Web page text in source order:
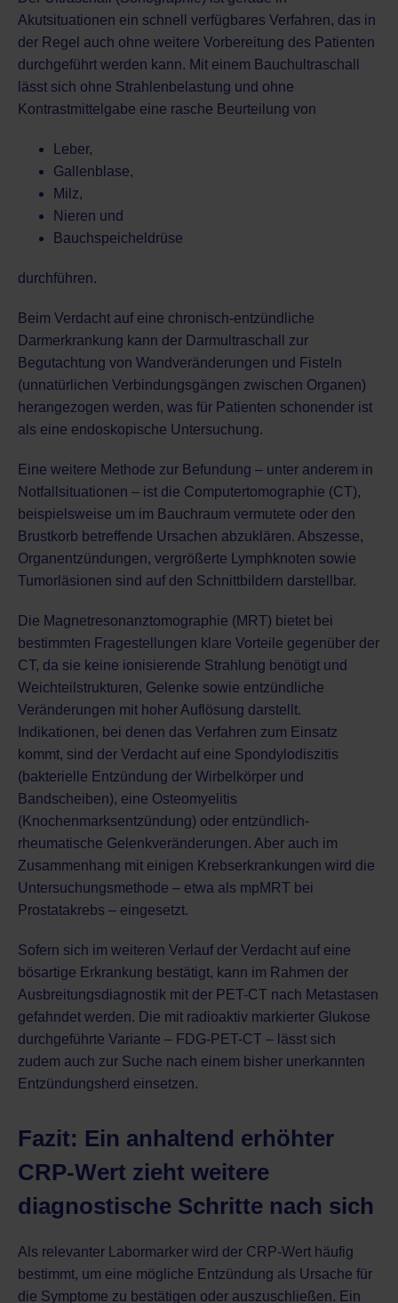
Akutsituationen ein schnell verfügbares Verfahren, das in
der Regel auch ohne weitere Vorbereitung des Patienten
durchgeführt werden kann. Mit einem Bauchultraschall
lässt sich ohne Strahlenbelastung und ohne
Kontrastmittelgabe eine rasche Beurteilung von
Leber,
Gallenblase,
Milz,
Nieren und
Bauchspeicheldrüse
durchführen.
Beim Verdacht auf eine chronisch-entzündliche
Darmerkrankung kann der Darmultraschall zur
Begutachtung von Wandveränderungen und Fisteln
(unnatürlichen Verbindungsgängen zwischen Organen)
herangezogen werden, was für Patienten schonender ist
als eine endoskopische Untersuchung.
Eine weitere Methode zur Befundung – unter anderem in
Notfallsituationen – ist die Computertomographie (CT),
beispielsweise um im Bauchraum vermutete oder den
Brustkorb betreffende Ursachen abzuklären. Abszesse,
Organentzündungen, vergrößerte Lymphknoten sowie
Tumorläsionen sind auf den Schnittbildern darstellbar.
Die Magnetresonanztomographie (MRT) bietet bei
bestimmten Fragestellungen klare Vorteile gegenüber der
CT, da sie keine ionisierende Strahlung benötigt und
Weichteilstrukturen, Gelenke sowie entzündliche
Veränderungen mit hoher Auflösung darstellt.
Indikationen, bei denen das Verfahren zum Einsatz
kommt, sind der Verdacht auf eine Spondylodiszitis
(bakterielle Entzündung der Wirbelkörper und
Bandscheiben), eine Osteomyelitis
(Knochenmarksentzündung) oder entzündlich-
rheumatische Gelenkveränderungen. Aber auch im
Zusammenhang mit einigen Krebserkrankungen wird die
Untersuchungsmethode – etwa als mpMRT bei
Prostatakrebs – eingesetzt.
Sofern sich im weiteren Verlauf der Verdacht auf eine
bösartige Erkrankung bestätigt, kann im Rahmen der
Ausbreitungsdiagnostik mit der PET-CT nach Metastasen
gefahndet werden. Die mit radioaktiv markierter Glukose
durchgeführte Variante – FDG-PET-CT – lässt sich
zudem auch zur Suche nach einem bisher unerkannten
Entzündungsherd einsetzen.
Fazit: Ein anhaltend erhöhter
CRP-Wert zieht weitere
diagnostische Schritte nach sich
Als relevanter Labormarker wird der CRP-Wert häufig
bestimmt, um eine mögliche Entzündung als Ursache für
die Symptome zu bestätigen oder auszuschließen. Ein